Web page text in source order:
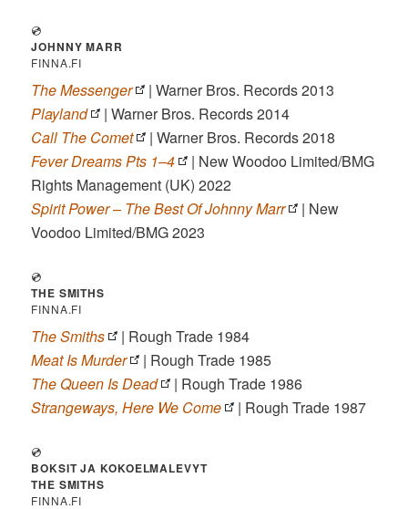
💿
JOHNNY MARR
FINNA.FI
The Messenger
| Warner Bros. Records 2013
Playland
| Warner Bros. Records 2014
Call The Comet
| Warner Bros. Records 2018
Fever Dreams Pts 1–4
| New Woodoo Limited/BMG
Rights Management (UK) 2022
Spirit Power – The Best Of Johnny Marr
| New
Voodoo Limited/BMG 2023
💿
THE SMITHS
FINNA.FI
The Smiths
| Rough Trade 1984
Meat Is Murder
| Rough Trade 1985
The Queen Is Dead
| Rough Trade 1986
Strangeways, Here We Come
| Rough Trade 1987
💿
BOKSIT JA KOKOELMALEVYT
THE SMITHS
FINNA.FI